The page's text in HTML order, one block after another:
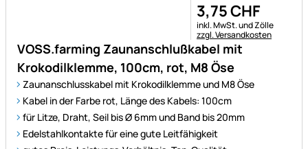
VOSS.farming Zaunanschlußkabel mit
Krokodilklemme, 100cm, rot, M8 Öse
Zaunanschlusskabel mit Krokodilklemme und M8 Öse
Kabel in der Farbe rot, Länge des Kabels: 100cm
für Litze, Draht, Seil bis Ø 6mm und Band bis 20mm
Edelstahlkontakte für eine gute Leitfähigkeit
3,75CHF
Steuerhinweis:
inkl. MwSt. und Zölle
zzgl. Versandkosten